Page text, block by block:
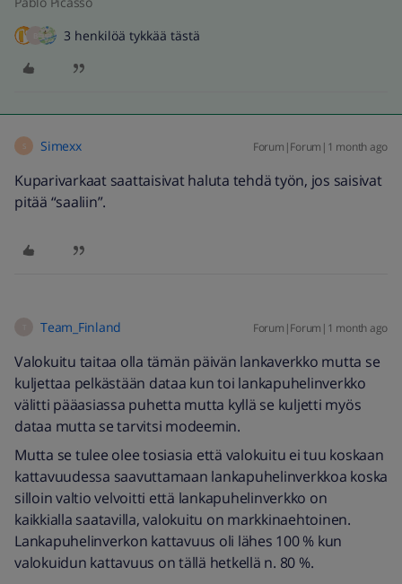
3 henkilöä tykkää tästä
S Simexx Forum|Forum|1 month ago
Kuparivarkaat saattaisivat haluta tehdä työn, jos saisivat
pitää “saaliin”.
Team_Finland Forum|Forum|1 month ago
Valokuitu taitaa olla tämän päivän lankaverkko mutta se
kuljettaa pelkästään dataa kun toi lankapuhelinverkko
välitti pääasiassa puhetta mutta kyllä se kuljetti myös
dataa mutta se tarvitsi modeemin.
Mutta se tulee olee tosiasia että valokuitu ei tuu koskaan
kattavuudessa saavuttamaan lankapuhelinverkkoa koska
silloin valtio velvoitti että lankapuhelinverkko on
kaikkialla saatavilla, valokuitu on markkinaehtoinen.
Lankapuhelinverkon kattavuus oli lähes 100 % kun
valokuidun kattavuus on tällä hetkellä n. 80 %.